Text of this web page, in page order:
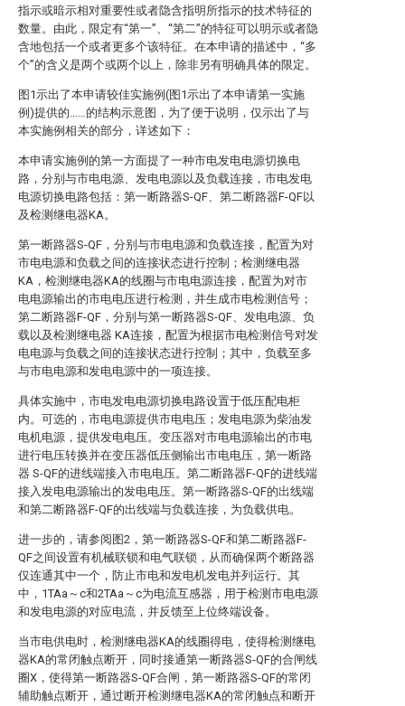
指示或暗示相对重要性或者隐含指明所指示的技术特征的
数量。由此，限定有“第一”、“第二”的特征可以明示或者隐
含地包括一个或者更多个该特征。在本申请的描述中，“多
个”的含义是两个或两个以上，除非另有明确具体的限定。
图1示出了本申请较佳实施例(图1示出了本申请第一实施
例)提供的……的结构示意图，为了便于说明，仅示出了与
本实施例相关的部分，详述如下：
本申请实施例的第一方面提了一种市电发电电源切换电
路，分别与市电电源、发电电源以及负载连接，市电发电
电源切换电路包括：第一断路器S-QF、第二断路器F-QF以
及检测继电器KA。
第一断路器S-QF，分别与市电电源和负载连接，配置为对
市电电源和负载之间的连接状态进行控制；检测继电器
KA，检测继电器KA的线圈与市电电源连接，配置为对市
电电源输出的市电电压进行检测，并生成市电检测信号；
第二断路器F-QF，分别与第一断路器S-QF、发电电源、负
载以及检测继电器 KA连接，配置为根据市电检测信号对发
电电源与负载之间的连接状态进行控制；其中，负载至多
与市电电源和发电电源中的一项连接。
具体实施中，市电发电电源切换电路设置于低压配电柜
内。可选的，市电电源提供市电电压；发电电源为柴油发
电机电源，提供发电电压。变压器对市电电源输出的市电
进行电压转换并在变压器低压侧输出市电电压，第一断路
器 S-QF的进线端接入市电电压。第二断路器F-QF的进线端
接入发电电源输出的发电电压。第一断路器S-QF的出线端
和第二断路器F-QF的出线端与负载连接，为负载供电。
进一步的，请参阅图2，第一断路器S-QF和第二断路器F-
QF之间设置有机械联锁和电气联锁，从而确保两个断路器
仅连通其中一个，防止市电和发电机发电并列运行。其
中，1TAa～c和2TAa～c为电流互感器，用于检测市电电源
和发电电源的对应电流，并反馈至上位终端设备。
当市电供电时，检测继电器KA的线圈得电，使得检测继电
器KA的常闭触点断开，同时接通第一断路器S-QF的合闸线
圈X，使得第一断路器S-QF合闸，第一断路器S-QF的常闭
辅助触点断开，通过断开检测继电器KA的常闭触点和断开